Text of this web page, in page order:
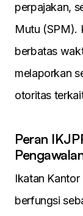
perpajakan,
Mutu (SPM).
berbatas
melaporkan
otoritas
Peran
Ikatan
berfungsi